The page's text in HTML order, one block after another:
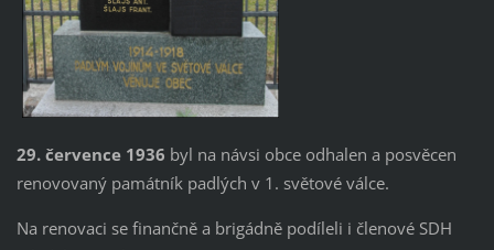
29. července 1936 byl na návsi obce odhalen a posvěcen
renovovaný památník padlých v 1. světové válce.
Na renovaci se finančně a brigádně podíleli i členové SDH